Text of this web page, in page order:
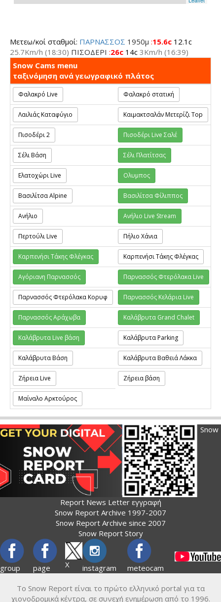
Μετεω/κοί σταθμοί: ΠΑΡΝΑΣΣΟΣ 1950μ :15.6c 12.1c
25.7Km/h (18:30) ΠΙΣΟΔΕΡΙ :26c 14c 3Km/h (16:39)
Snow Cams menu
ταξινόμηση ανά γεωγραφικό πλάτος
Φαλακρό Live Φαλακρό στατική
Λαιλιάς Καταφύγιο Καιμακτσαλάν Μετερίζι Top
Πισοδέρι 2 Πισοδέρι Live Σαλέ
Σέλι Βάση Σέλι Πλατίτσας
Ελατοχώρι Live Ολυμπος
Βασιλίτσα Alpine Βασιλίτσα Φίλιππος
Ανήλιο Ανήλιο Live Stream
Περτούλι Live Πήλιο Χάνια
Καρπενήσι Τάκης Φλέγκας Καρπενήσι Τάκης Φλέγκας
Αγόριανη Παρνασσός Παρνασσός Φτερόλακα Live
Παρνασσός Φτερόλακα Κορυφ Παρνασσός Κελάρια Live
Παρνασσός Αράχωβα Καλάβρυτα Grand Chalet
Καλάβρυτα Live βάση Καλάβρυτα Parking
Καλάβρυτα Βάση Καλάβρυτα Βαθειά Λάκκα
Ζήρεια Live Ζήρεια βάση
Μαίναλο Αρκτούρος
Snow
Report News Letter εγγραφή
Snow Report Archive 1997-2007
Snow Report Archive since 2007
Snow Report Story
group page X instagram meteocam
Το Snow Report είναι το πρώτο ελληνικό portal για τα
χιονοδρομικά κέντρα, σε συνεχή ενημέρωση από το 1996.